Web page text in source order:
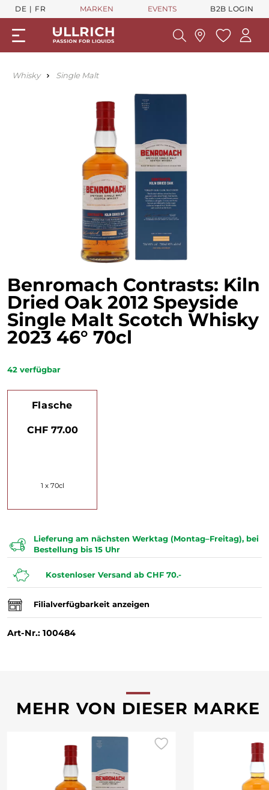
DE FR MARKEN EVENTS B2B LOGIN
Whisky Single Malt
Benromach Contrasts: Kiln
Dried Oak 2012 Speyside
Single Malt Scotch Whisky
2023 46° 70cl
42 verfügbar
Flasche
CHF 77.00
1 x 70cl
Lieferung am nächsten Werktag (Montag–Freitag), bei
Bestellung bis 15 Uhr
Kostenloser Versand ab CHF 70.-
Filialverfügbarkeit anzeigen
Art-Nr.: 100484
MEHR VON DIESER MARKE